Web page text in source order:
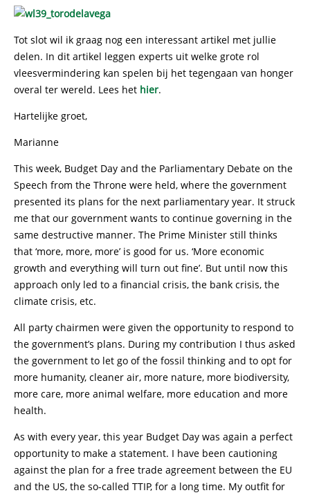
Tot slot wil ik graag nog een interessant artikel met jullie
delen. In dit artikel leggen experts uit welke grote rol
vleesvermindering kan spelen bij het tegengaan van honger
overal ter wereld. Lees het hier.
Hartelijke groet,
Marianne
This week, Budget Day and the Parliamentary Debate on the
Speech from the Throne were held, where the government
presented its plans for the next parliamentary year. It struck
me that our government wants to continue governing in the
same destructive manner. The Prime Minister still thinks
that ‘more, more, more’ is good for us. ‘More economic
growth and everything will turn out fine’. But until now this
approach only led to a financial crisis, the bank crisis, the
climate crisis, etc.
All party chairmen were given the opportunity to respond to
the government’s plans. During my contribution I thus asked
the government to let go of the fossil thinking and to opt for
more humanity, cleaner air, more nature, more biodiversity,
more care, more animal welfare, more education and more
health.
As with every year, this year Budget Day was again a perfect
opportunity to make a statement. I have been cautioning
against the plan for a free trade agreement between the EU
and the US, the so-called TTIP, for a long time. My outfit for